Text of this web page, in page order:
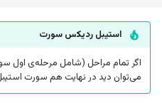
استیبل ردیکس سورت
اگر تمام مراحل (شامل مرحله‌ی اول
می‌توان دید در نهایت هم سورت